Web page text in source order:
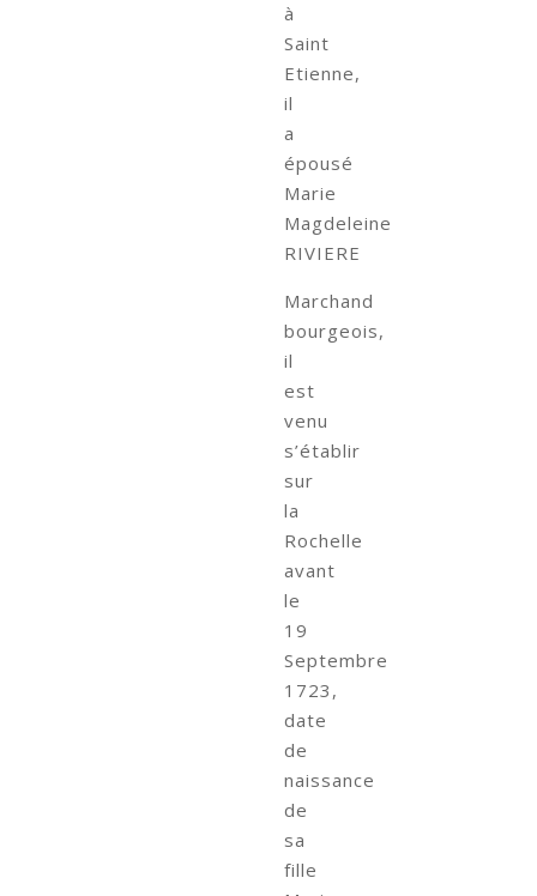
à
Saint
Etienne,
il
a
épousé
Marie
Magdeleine
RIVIERE
Marchand
bourgeois,
il
est
venu
s’établir
sur
la
Rochelle
avant
le
19
Septembre
1723,
date
de
naissance
de
sa
fille